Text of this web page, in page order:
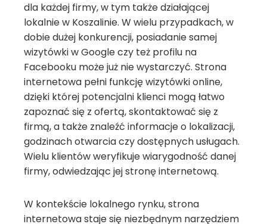
dla każdej firmy, w tym także działającej
lokalnie w Koszalinie. W wielu przypadkach, w
dobie dużej konkurencji, posiadanie samej
wizytówki w Google czy też profilu na
Facebooku może już nie wystarczyć. Strona
internetowa pełni funkcję wizytówki online,
dzięki której potencjalni klienci mogą łatwo
zapoznać się z ofertą, skontaktować się z
firmą, a także znaleźć informacje o lokalizacji,
godzinach otwarcia czy dostępnych usługach.
Wielu klientów weryfikuje wiarygodność danej
firmy, odwiedzając jej stronę internetową.
W kontekście lokalnego rynku, strona
internetowa staje się niezbędnym narzędziem